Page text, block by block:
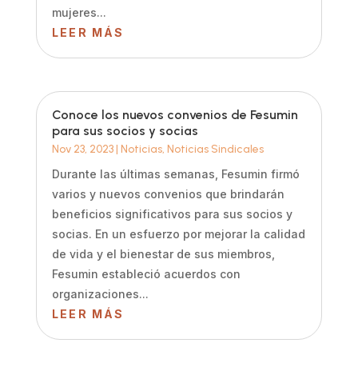
mujeres...
LEER MÁS
Conoce los nuevos convenios de Fesumin
para sus socios y socias
Nov 23, 2023| Noticias, Noticias Sindicales
Durante las últimas semanas, Fesumin firmó
varios y nuevos convenios que brindarán
beneficios significativos para sus socios y
socias. En un esfuerzo por mejorar la calidad
de vida y el bienestar de sus miembros,
Fesumin estableció acuerdos con
organizaciones...
LEER MÁS